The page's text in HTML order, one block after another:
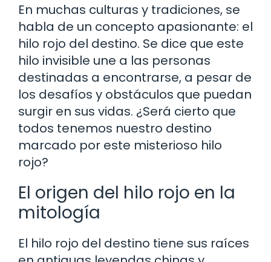
En muchas culturas y tradiciones, se
habla de un concepto apasionante: el
hilo rojo del destino. Se dice que este
hilo invisible une a las personas
destinadas a encontrarse, a pesar de
los desafíos y obstáculos que puedan
surgir en sus vidas. ¿Será cierto que
todos tenemos nuestro destino
marcado por este misterioso hilo
rojo?
El origen del hilo rojo en la
mitología
El hilo rojo del destino tiene sus raíces